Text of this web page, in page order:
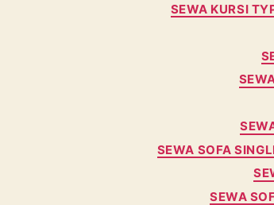
SEWA KURSI
SEWA SOFA
SEWA